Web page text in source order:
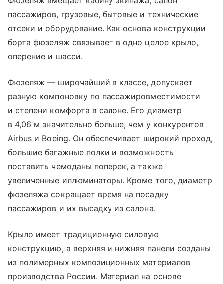
пассажиров, грузовые, бытовые и технические
отсеки и оборудование. Как основа конструкции
борта фюзеляж связывает в одно целое крыло,
оперение и шасси.
Фюзеляж — широчайший в классе, допускает
разную компоновку по пассажировместимости
и степени комфорта в салоне. Его диаметр
в 4,06 м значительно больше, чем у конкурентов
Airbus и Boeing. Он обеспечивает широкий проход,
большие багажные полки и возможность
поставить чемоданы поперек, а также
увеличенные иллюминаторы. Кроме того, диаметр
фюзеляжа сокращает время на посадку
пассажиров и их высадку из салона.
Крыло имеет традиционную силовую
конструкцию, а верхняя и нижняя панели созданы
из полимерных композиционных материалов
производства России. Материал на основе